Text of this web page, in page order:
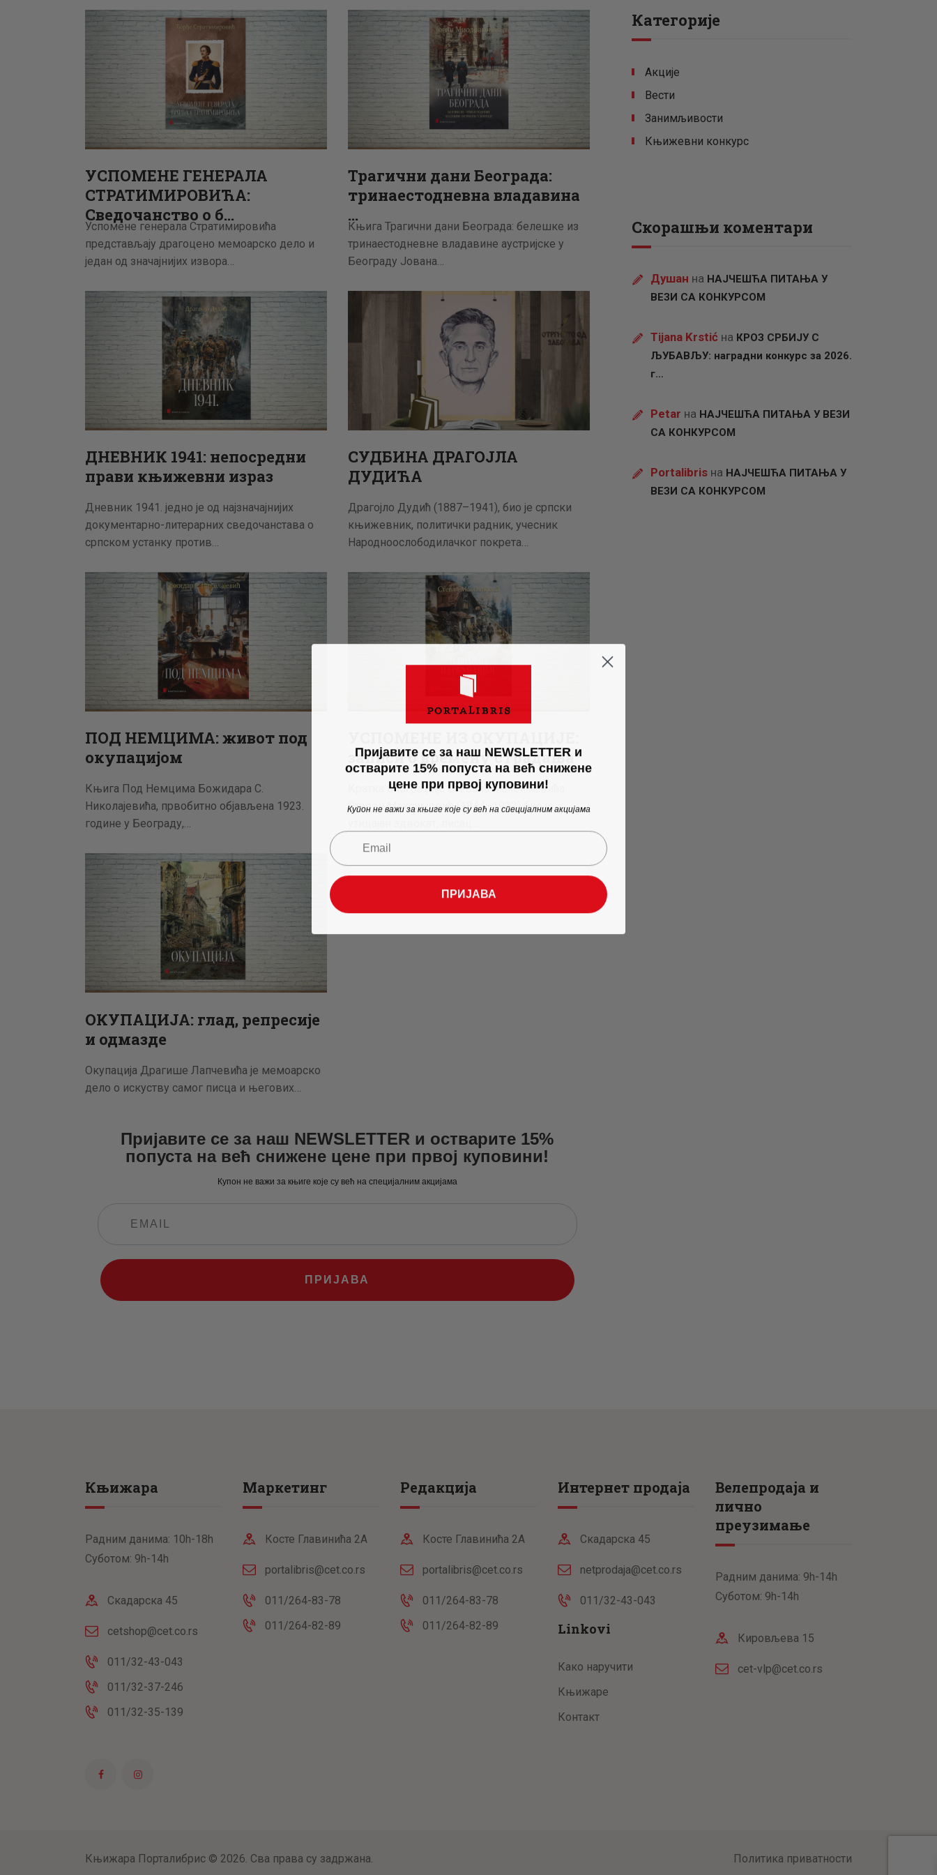
АКТУЕЛНОСТИ
ЦЕНОВНИК
ПИСМО
УСПОМЕНЕ ГЕНЕРАЛА
СТРАТИМИРОВИЋА:
Сведочанство о б…
Успомене генерала Стратимировића
представљају драгоцено мемоарско дело и
један од значајнијих извора…
Трагични дани Београда:
тринаестодневна владавина
…
Књига Трагични дани Београда: белешке из
тринаестодневне владавине аустријске у
Београду Јована…
ДНЕВНИК 1941: непосредни
прави књижевни израз
Дневник 1941. једно је од најзначајнијих
документарно-литерарних сведочанстава о
српском устанку против…
СУДБИНА ДРАГОЈЛА
ДУДИЋА
Драгојло Дудић (1887–1941), био је српски
књижевник, политички радник, учесник
Народноослободилачког покрета…
ПОД НЕМЦИМА: живот под
окупацијом
Књига Под Немцима Божидара С.
Николајевића, првобитно објављена 1923.
године у Београду,…
записи о времену страдања
Кратка биографија Стевана Максимовића
Стеван Максимовић (1844–1922) био је
ОКУПАЦИЈА: глад, репресије
и одмазде
Окупација Драгише Лапчевића је мемоарско
дело о искуству самог писца и његових…
Пријавите се за наш NEWSLETTER и остварите 15%
попуста на већ снижене цене при првој куповини!
Купон не важи за књиге које су већ на специјалним акцијама
ПРИЈАВА
Категорије
Акције
Вести
Занимљивости
Књижевни конкурс
Скорашњи коментари
Душан на НАЈЧЕШЋА ПИТАЊА У
ВЕЗИ СА КОНКУРСОМ
Tijana Krstić на КРОЗ СРБИЈУ С
ЉУБАВЉУ: наградни конкурс за 2026.
г…
Petar на НАЈЧЕШЋА ПИТАЊА У ВЕЗИ
СА КОНКУРСОМ
Portalibris на НАЈЧЕШЋА ПИТАЊА У
ВЕЗИ СА КОНКУРСОМ
Књижара
Радним данима: 10h-18h
Суботом: 9h-14h
Скадарска 45
cetshop@cet.co.rs
011/32-43-043
011/32-37-246
011/32-35-139
Маркетинг
Косте Главинића 2А
portalibris@cet.co.rs
011/264-83-78
011/264-82-89
Редакција
Косте Главинића 2А
portalibris@cet.co.rs
011/264-83-78
011/264-82-89
Интернет продаја
Скадарска 45
netprodaja@cet.co.rs
011/32-43-043
Linkovi
Како наручити
Књижаре
Контакт
Велепродаја и
лично
преузимање
Радним данима: 9h-14h
Суботом: 9h-14h
Кировљева 15
cet-vlp@cet.co.rs
Књижара Порталибрис © 2026. Сва права су задржана. Политика приватности
Пријавите се за наш NEWSLETTER и
остварите 15% попуста на већ снижене
цене при првој куповини!
Купон не важи за књиге које су већ на специјалним акцијама
ПРИЈАВА